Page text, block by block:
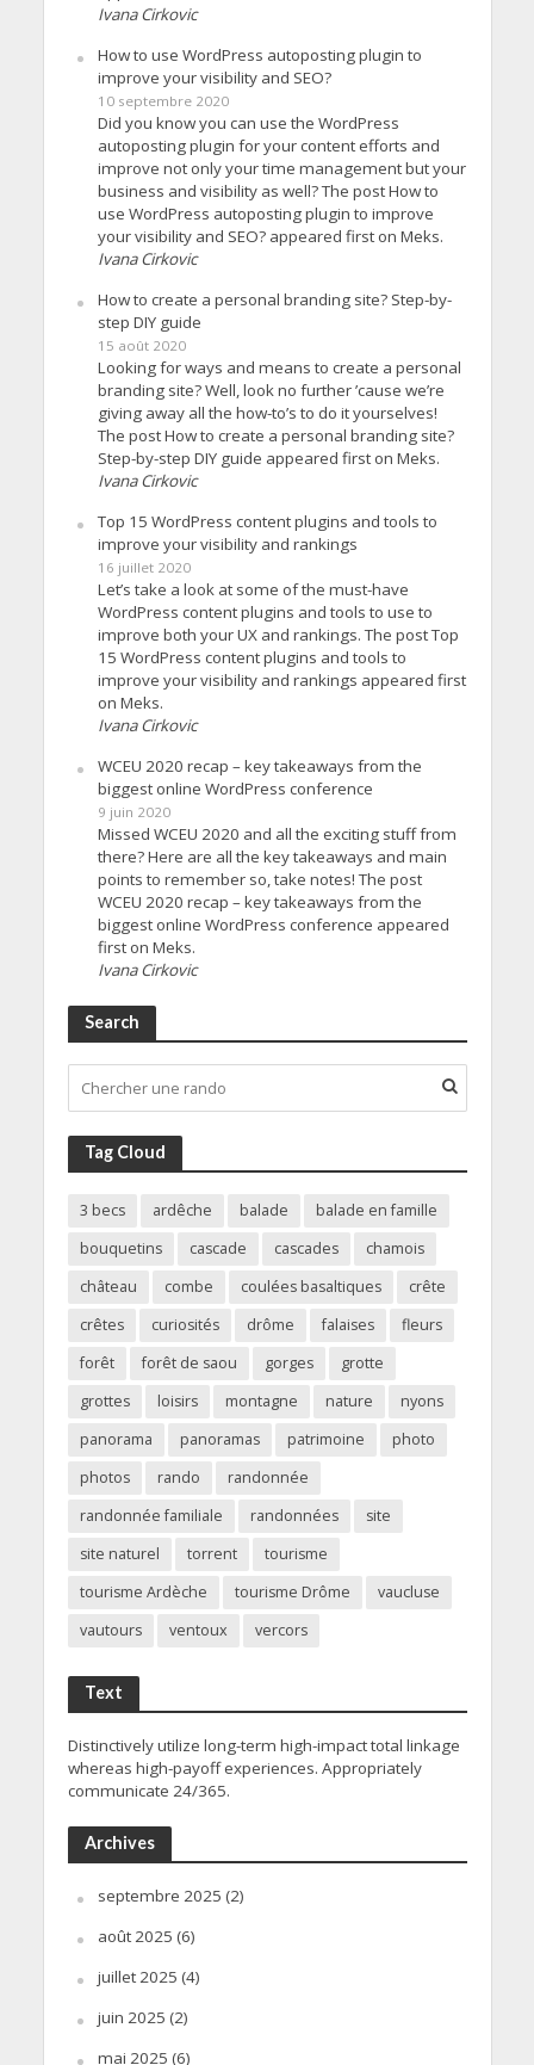
Ivana Cirkovic
How to use WordPress autoposting plugin to
improve your visibility and SEO?
10 septembre 2020
Did you know you can use the WordPress
autoposting plugin for your content efforts and
improve not only your time management but your
business and visibility as well? The post How to
use WordPress autoposting plugin to improve
your visibility and SEO? appeared first on Meks.
Ivana Cirkovic
How to create a personal branding site? Step-by-
step DIY guide
15 août 2020
Looking for ways and means to create a personal
branding site? Well, look no further ’cause we’re
giving away all the how-to’s to do it yourselves!
The post How to create a personal branding site?
Step-by-step DIY guide appeared first on Meks.
Ivana Cirkovic
Top 15 WordPress content plugins and tools to
improve your visibility and rankings
16 juillet 2020
Let’s take a look at some of the must-have
WordPress content plugins and tools to use to
improve both your UX and rankings. The post Top
15 WordPress content plugins and tools to
improve your visibility and rankings appeared first
on Meks.
Ivana Cirkovic
WCEU 2020 recap – key takeaways from the
biggest online WordPress conference
9 juin 2020
Missed WCEU 2020 and all the exciting stuff from
there? Here are all the key takeaways and main
points to remember so, take notes! The post
WCEU 2020 recap – key takeaways from the
biggest online WordPress conference appeared
first on Meks.
Ivana Cirkovic
Search
Tag Cloud
3 becs ardêche balade
balade en famille
bouquetins
cascade cascades
chamois
château
combe coulées basaltiques
crête
crêtes
curiosités drôme falaises
fleurs
forêt
forêt de saou gorges
grotte
grottes
loisirs montagne nature
nyons
panorama
panoramas patrimoine
photo
photos
rando
randonnée
randonnée familiale
randonnées
site
site naturel
torrent
tourisme
tourisme Ardèche
tourisme Drôme
vaucluse
vautours
ventoux vercors
Text
Distinctively utilize long-term high-impact total linkage
whereas high-payoff experiences. Appropriately
communicate 24/365.
Archives
septembre 2025 (2)
août 2025 (6)
juillet 2025 (4)
juin 2025 (2)
mai 2025 (6)